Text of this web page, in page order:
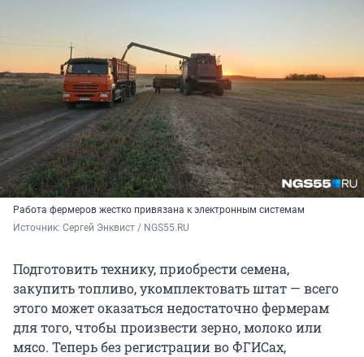
Работа фермеров жестко привязана к электронным системам
Источник: Сергей Энквист / NGS55.RU
Подготовить технику, приобрести семена,
закупить топливо, укомплектовать штат — всего
этого может оказаться недостаточно фермерам
для того, чтобы произвести зерно, молоко или
мясо. Теперь без регистрации во ФГИСах,